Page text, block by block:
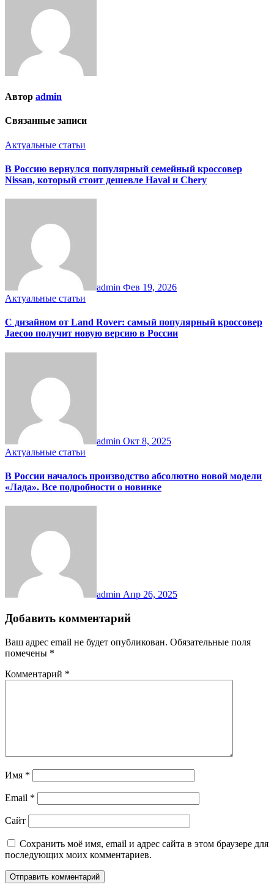
Автор admin
Связанные записи
Актуальные статьи
В Россию вернулся популярный семейный кроссовер
Nissan, который стоит дешевле Haval и Chery
admin Фев 19, 2026
Актуальные статьи
С дизайном от Land Rover: самый популярный кроссовер
Jaecoo получит новую версию в России
admin Окт 8, 2025
Актуальные статьи
В России началось производство абсолютно новой модели
«Лада». Все подробности о новинке
admin Апр 26, 2025
Добавить комментарий
Ваш адрес email не будет опубликован. Обязательные поля
помечены *
Комментарий *
Имя *
Email *
Сайт
Сохранить моё имя, email и адрес сайта в этом браузере для
последующих моих комментариев.